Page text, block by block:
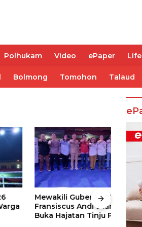
Polhukam Video ePaper
Bolmong Tomohon Talaud
Mewakili Gubernur Sulut, dr
Fransiscus Andi Silangen,
Buka Hajatan Tinju Perbati